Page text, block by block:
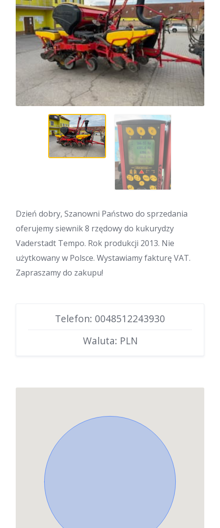
Dzień dobry, Szanowni Państwo do sprzedania
oferujemy siewnik 8 rzędowy do kukurydzy
Vaderstadt Tempo. Rok produkcji 2013. Nie
użytkowany w Polsce. Wystawiamy fakturę VAT.
Zapraszamy do zakupu!
Telefon: 0048512243930
Waluta: PLN